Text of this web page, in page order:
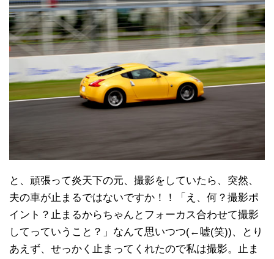
と、頑張って炎天下の元、撮影をしていたら、突然、
夫の車が止まるではないですか！！「え、何？撮影ポ
イント？止まるからちゃんとフォーカス合わせて撮影
してっていうこと？」なんて思いつつ(←嘘(笑))、とり
あえず、せっかく止まってくれたので私は撮影。止ま